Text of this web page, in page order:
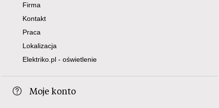
Firma
Kontakt
Praca
Lokalizacja
Elektriko.pl - oświetlenie
Moje konto